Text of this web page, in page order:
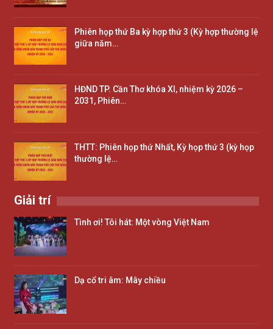
Phiên họp thứ Ba kỳ hợp thứ 3 (Kỳ hợp thường lệ
giữa năm…
HĐND TP. Cần Thơ khóa XI, nhiệm kỳ 2026 –
2031, Phiên…
THTT: Phiên họp thứ Nhất, Kỳ họp thứ 3 (kỳ họp
thường lệ…
Giải trí
Tình ơi! Tôi hát: Một vòng Việt Nam
Dạ cổ tri âm: Mây chiều